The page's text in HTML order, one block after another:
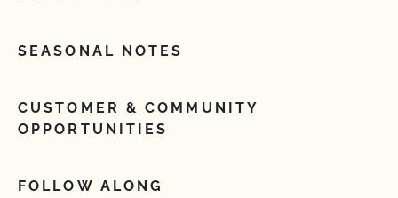
SEASONAL NOTES
CUSTOMER & COMMUNITY
OPPORTUNITIES
FOLLOW ALONG